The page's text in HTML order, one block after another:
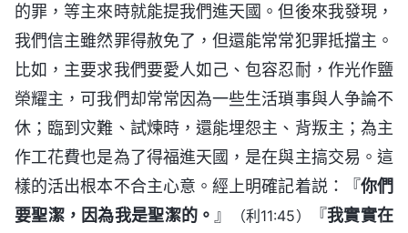
的罪，等主來時就能提我們進天國。但後來我發現，
我們信主雖然罪得赦免了，但還能常常犯罪抵擋主。
比如，主要求我們要愛人如己、包容忍耐，作光作鹽
榮耀主，可我們却常常因為一些生活瑣事與人争論不
休；臨到灾難、試煉時，還能埋怨主、背叛主；為主
作工花費也是為了得福進天國，是在與主搞交易。這
樣的活出根本不合主心意。經上明確記着説：『你們
要聖潔，因為我是聖潔的。 』 （利11:45） 『我實實在